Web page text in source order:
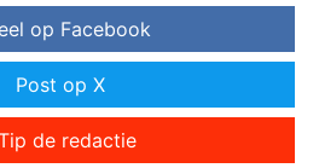
op Facebook
Post op X
de redactie